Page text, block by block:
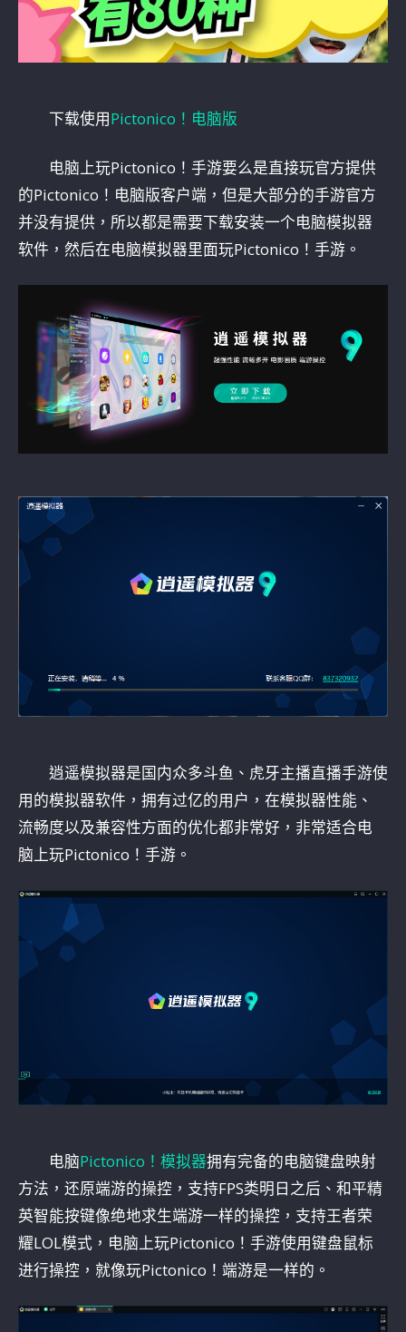
下载使用Pictonico！电脑版
电脑上玩Pictonico！手游要么是直接玩官方提供
的Pictonico！电脑版客户端，但是大部分的手游官方
并没有提供，所以都是需要下载安装一个电脑模拟器
软件，然后在电脑模拟器里面玩Pictonico！手游。
逍遥模拟器是国内众多斗鱼、虎牙主播直播手游使
用的模拟器软件，拥有过亿的用户，在模拟器性能、
流畅度以及兼容性方面的优化都非常好，非常适合电
脑上玩Pictonico！手游。
电脑Pictonico！模拟器拥有完备的电脑键盘映射
方法，还原端游的操控，支持FPS类明日之后、和平精
英智能按键像绝地求生端游一样的操控，支持王者荣
耀LOL模式，电脑上玩Pictonico！手游使用键盘鼠标
进行操控，就像玩Pictonico！端游是一样的。